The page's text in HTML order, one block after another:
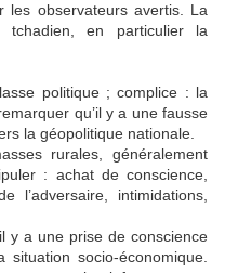
les observateurs avertis. La
tchadien, en particulier la
politique ; complice : la
qu’il y a une fausse
la géopolitique nationale.
rurales, généralement
: achat de conscience,
l’adversaire, intimidations,
y a une prise de conscience
socio-économique.